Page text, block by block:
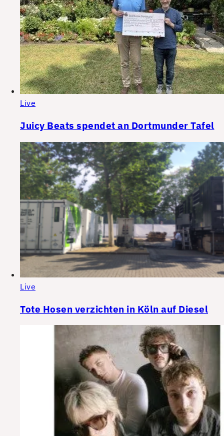
Live
Juicy Beats spendet an Dortmunder Tafel
Live
Tote Hosen verzichten in Köln auf Diesel